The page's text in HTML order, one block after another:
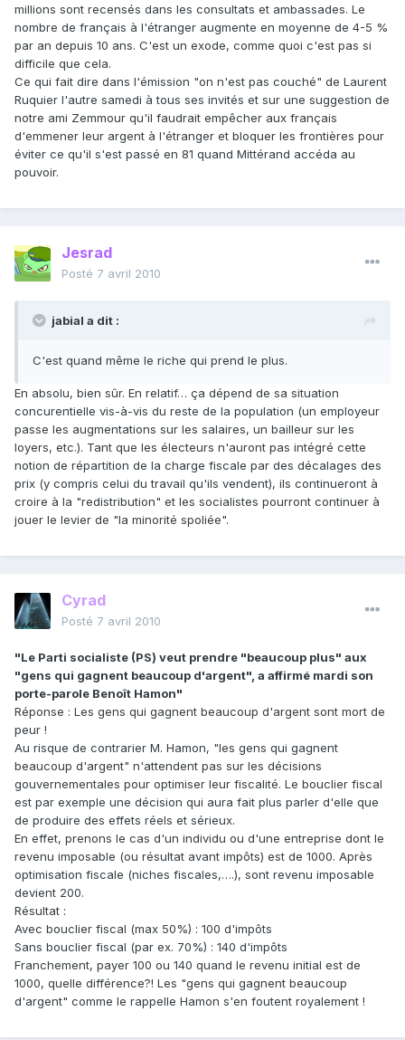
millions sont recensés dans les consultats et ambassades. Le
nombre de français à l'étranger augmente en moyenne de 4-5 %
par an depuis 10 ans. C'est un exode, comme quoi c'est pas si
difficile que cela.
Ce qui fait dire dans l'émission "on n'est pas couché" de Laurent
Ruquier l'autre samedi à tous ses invités et sur une suggestion de
notre ami Zemmour qu'il faudrait empêcher aux français
d'emmener leur argent à l'étranger et bloquer les frontières pour
éviter ce qu'il s'est passé en 81 quand Mittérand accéda au
pouvoir.
Jesrad
Posté 7 avril 2010
jabial a dit :
C'est quand même le riche qui prend le plus.
En absolu, bien sûr. En relatif… ça dépend de sa situation
concurentielle vis-à-vis du reste de la population (un employeur
passe les augmentations sur les salaires, un bailleur sur les
loyers, etc.). Tant que les électeurs n'auront pas intégré cette
notion de répartition de la charge fiscale par des décalages des
prix (y compris celui du travail qu'ils vendent), ils continueront à
croire à la "redistribution" et les socialistes pourront continuer à
jouer le levier de "la minorité spoliée".
Cyrad
Posté 7 avril 2010
"Le Parti socialiste (PS) veut prendre "beaucoup plus" aux
"gens qui gagnent beaucoup d'argent", a affirmé mardi son
porte-parole Benoît Hamon"
Réponse : Les gens qui gagnent beaucoup d'argent sont mort de
peur !
Au risque de contrarier M. Hamon, "les gens qui gagnent
beaucoup d'argent" n'attendent pas sur les décisions
gouvernementales pour optimiser leur fiscalité. Le bouclier fiscal
est par exemple une décision qui aura fait plus parler d'elle que
de produire des effets réels et sérieux.
En effet, prenons le cas d'un individu ou d'une entreprise dont le
revenu imposable (ou résultat avant impôts) est de 1000. Après
optimisation fiscale (niches fiscales,….), sont revenu imposable
devient 200.
Résultat :
Avec bouclier fiscal (max 50%) : 100 d'impôts
Sans bouclier fiscal (par ex. 70%) : 140 d'impôts
Franchement, payer 100 ou 140 quand le revenu initial est de
1000, quelle différence?! Les "gens qui gagnent beaucoup
d'argent" comme le rappelle Hamon s'en foutent royalement !